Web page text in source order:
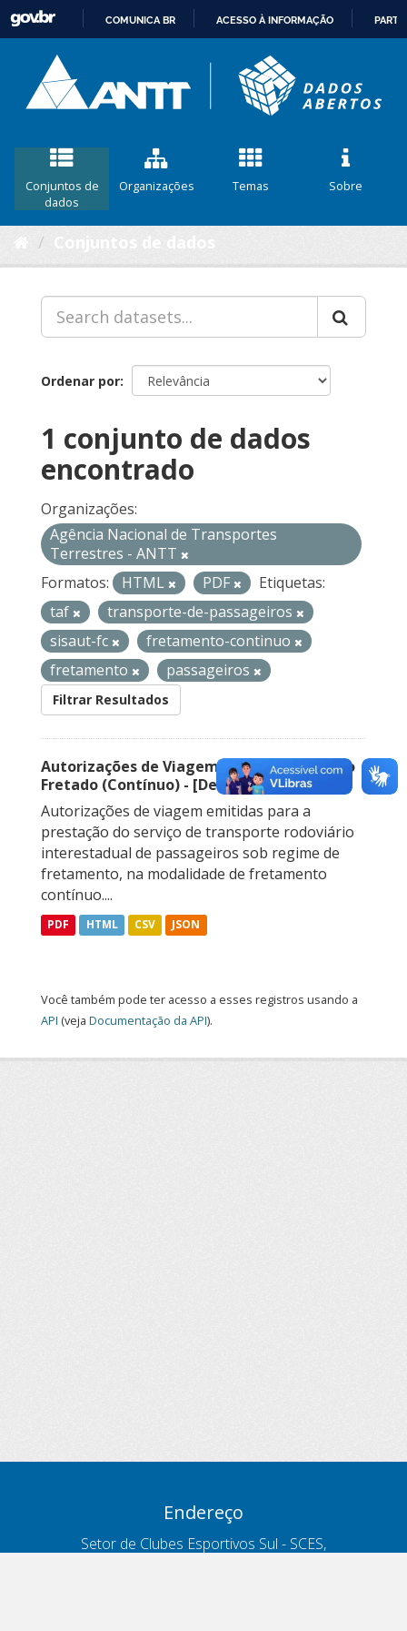
CONTEÚDO
COMUNICA BR ACESSO À INFORMAÇÃO
Conjuntos de
dados
Organizações Temas Sobre
Ordenar por
1 conjunto de dados
encontrado
Organizações:
Agência Nacional de Transportes
Terrestres - ANTT
Formatos:
HTML PDF
Etiquetas:
taf
transporte-de-passageiros
sisaut-fc
fretamento-continuo
fretamento
passageiros
Filtrar Resultados
Autorizações de Viagem Nacional – Serviço
Fretado (Contínuo) - [Descontinuado]
Autorizações de viagem emitidas para a
prestação do serviço de transporte rodoviário
interestadual de passageiros sob regime de
fretamento, na modalidade de fretamento
contínuo....
PDF HTML CSV JSON
Você também pode ter acesso a esses registros usando a
API (veja Documentação da API).
Endereço
Setor de Clubes Esportivos Sul - SCES,